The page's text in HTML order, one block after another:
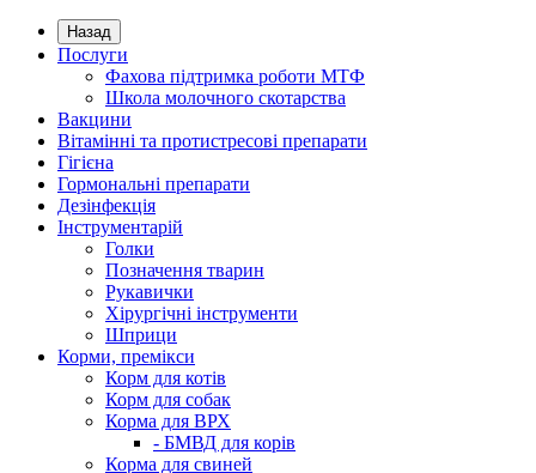
Назад
Послуги
Фахова підтримка роботи МТФ
Школа молочного скотарства
Вакцини
Вітамінні та протистресові препарати
Гігієна
Гормональні препарати
Дезінфекція
Інструментарій
Голки
Позначення тварин
Рукавички
Хірургічні інструменти
Шприци
Корми, премікси
Корм для котів
Корм для собак
Корма для ВРХ
- БМВД для корів
Корма для свиней